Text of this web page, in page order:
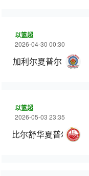
以篮超
2026-04-30 00:30
加利尔夏普尔
以篮超
2026-05-03 23:35
比尔舒华夏普尔